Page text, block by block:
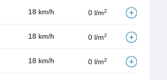
18 km/h 0 l/m2
18 km/h 0 l/m2
18 km/h 0 l/m2